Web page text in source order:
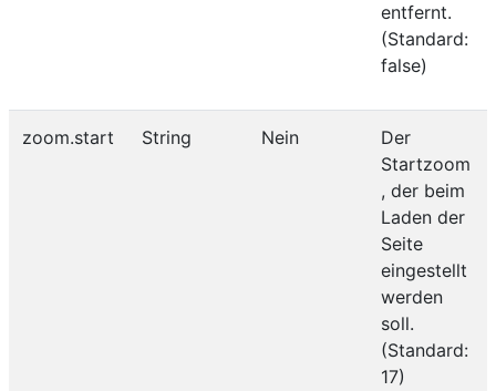
entfernt.
(Standard:
false)
zoom.start String Nein
Der
Startzoom
, der beim
Laden der
Seite
eingestellt
werden
soll.
(Standard:
17)